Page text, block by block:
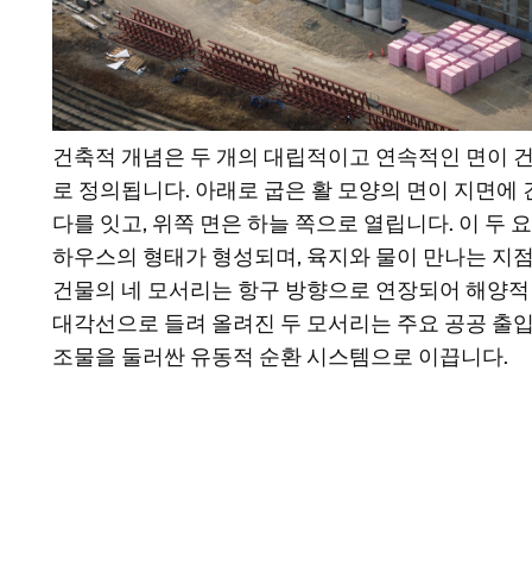
건축적 개념은 두 개의 대립적이고 연속적인 면이
로 정의됩니다. 아래로 굽은 활 모양의 면이 지면에
다를 잇고, 위쪽 면은 하늘 쪽으로 열립니다. 이 두
하우스의 형태가 형성되며, 육지와 물이 만나는 지
건물의 네 모서리는 항구 방향으로 연장되어 해양
대각선으로 들려 올려진 두 모서리는 주요 공공 출
조물을 둘러싼 유동적 순환 시스템으로 이끕니다.